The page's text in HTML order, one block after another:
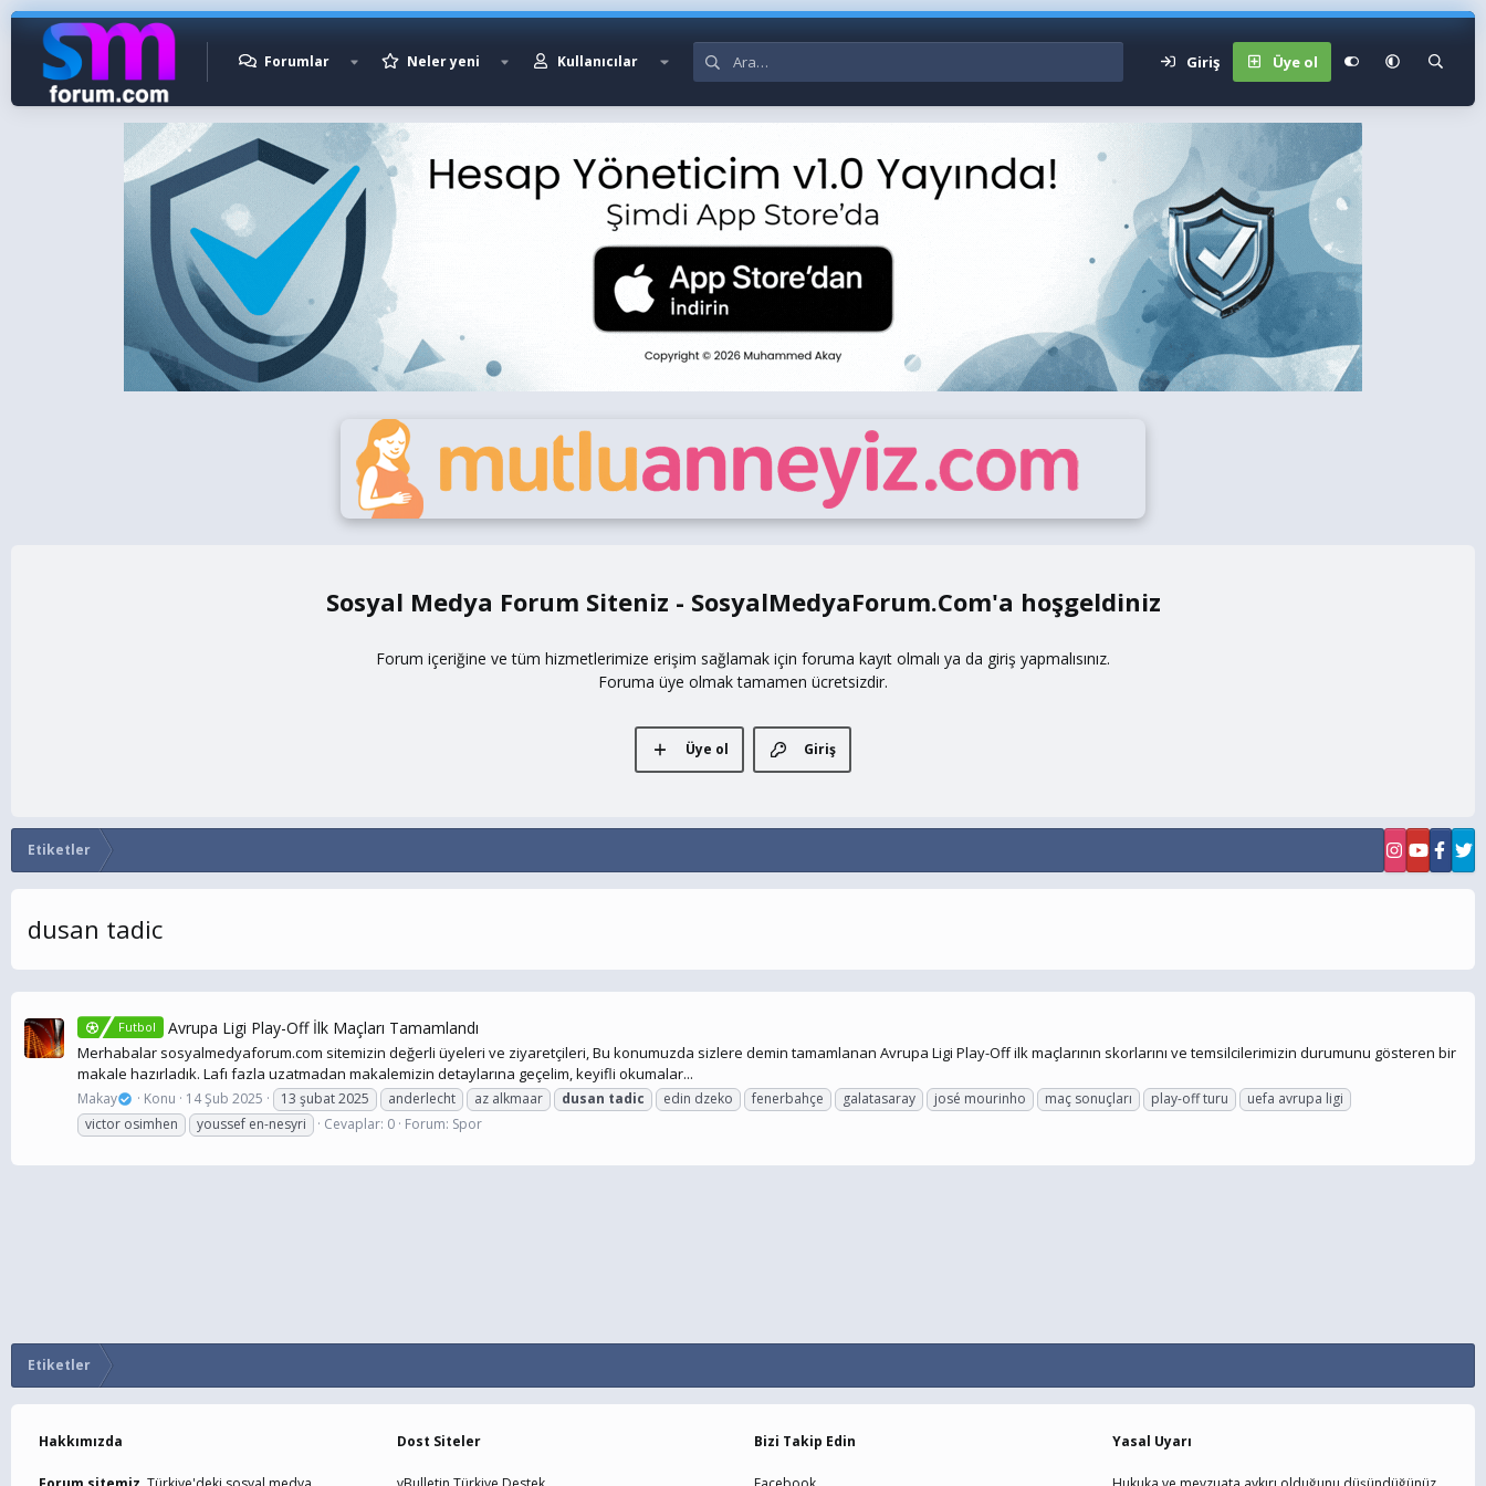
Forumlar Neler yeni Kullanıcılar Giriş Üye ol
Sosyal Medya Forum Siteniz - SosyalMedyaForum.Com
Forum içeriğine ve tüm hizmetlerimize erişim sağlamak için foruma kayıt olmalı ya da giriş yapmalısınız.
Foruma üye olmak tamamen ücretsizdir.
Giriş
Üye ol
Etiketler
dusan tadic
Futbol Avrupa Ligi Play-Off İlk Maçları Tamamlandı
Merhabalar sosyalmedyaforum.com sitemizin değerli üyeleri ve ziyaretçileri, Bu konumuzda sizlere demin tamamlanan Avrupa Ligi Play-Off ilk maçlarının skorlarını ve temsilcilerimizin durumunu gösteren bir
makale hazırladık. Lafı fazla uzatmadan makalemizin detaylarına geçelim, keyifli okumalar...
Makay Konu 14 Şub 2025 13 şubat 2025 anderlecht az alkmaar dusan tadic edin dzeko fenerbahçe galatasaray josé mourinho maç sonuçları play-off turu
uefa avrupa ligi
victor osimhen
youssef en-nesyri Cevaplar: 0 Forum: Spor
Etiketler
Hakkımızda Dost Siteler Bizi Takip Edin Yasal Uyarı